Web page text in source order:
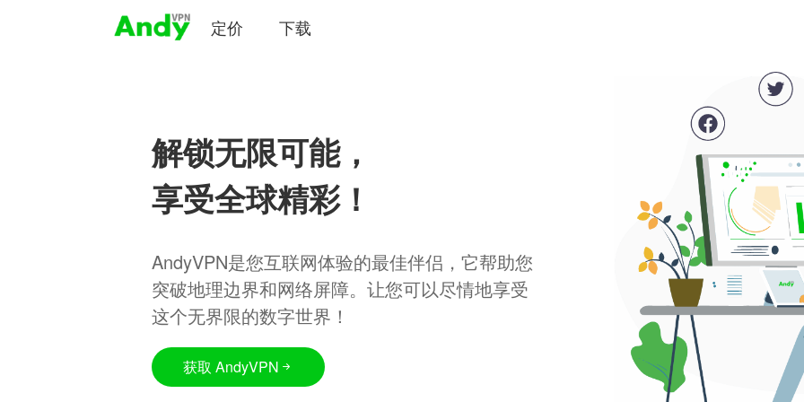
定价 下载
解锁无限可能，
享受全球精彩！
AndyVPN是您互联网体验的最佳伴侣，它帮助您
突破地理边界和网络屏障。让您可以尽情地享受
这个无界限的数字世界！
获取 AndyVPN